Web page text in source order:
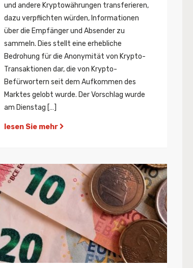
und andere Kryptowährungen transferieren,
dazu verpflichten würden, Informationen
über die Empfänger und Absender zu
sammeln. Dies stellt eine erhebliche
Bedrohung für die Anonymität von Krypto-
Transaktionen dar, die von Krypto-
Befürwortern seit dem Aufkommen des
Marktes gelobt wurde. Der Vorschlag wurde
am Dienstag […]
lesen Sie mehr